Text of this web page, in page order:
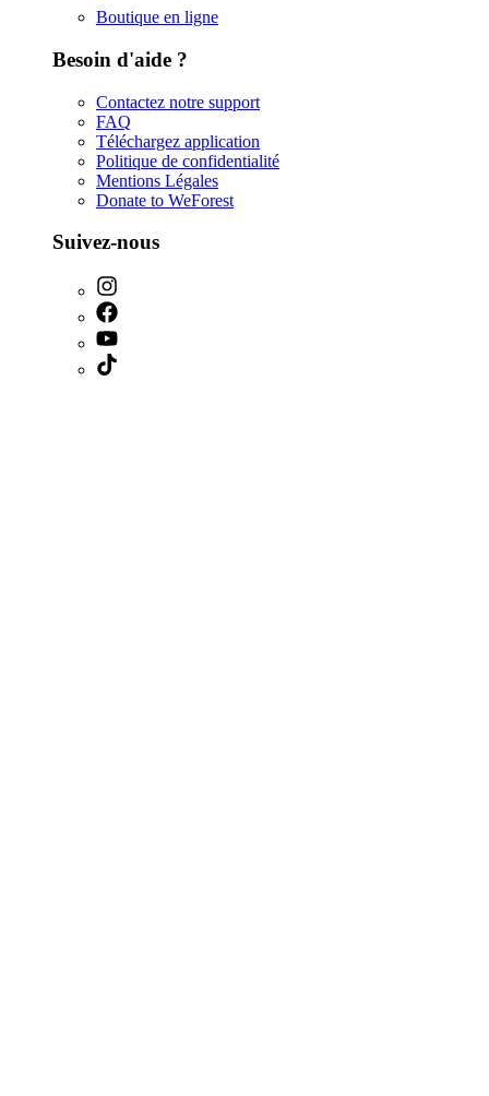
Boutique en ligne
Besoin d'aide ?
Contactez notre support
FAQ
Téléchargez application
Politique de confidentialité
Mentions Légales
Donate to WeForest
Suivez-nous